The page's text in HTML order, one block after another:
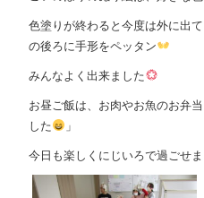
色塗りが終わると今度は外に出
の後ろに手形をペッタン
みんなよく出来ました
お昼ご飯は、お肉やお魚のお弁
した
」
今日も楽しくにじいろで過ごせま